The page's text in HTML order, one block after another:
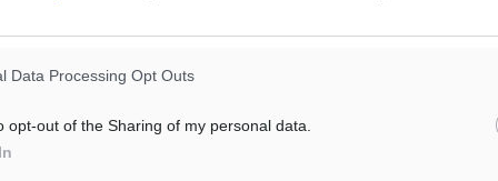
Data Processing Opt Outs
opt-out of the Sharing of my personal data.